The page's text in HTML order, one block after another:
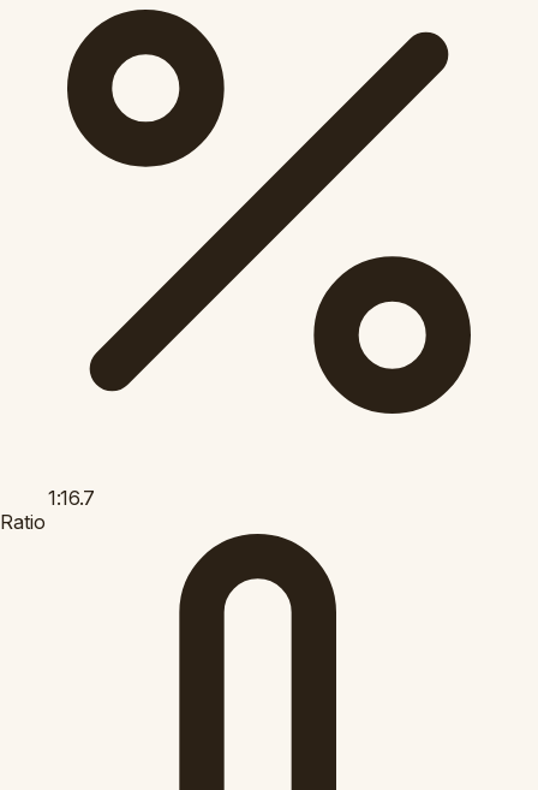
1:16.7
Ratio